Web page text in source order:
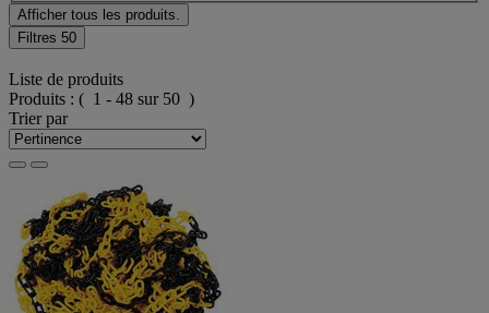
Afficher tous les produits.
Filtres 50
Liste de produits
Produits : ( 1 - 48 sur 50 )
Trier par